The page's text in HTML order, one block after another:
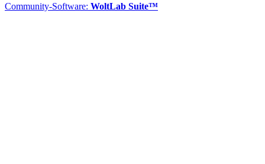
Community-Software: WoltLab Suite™